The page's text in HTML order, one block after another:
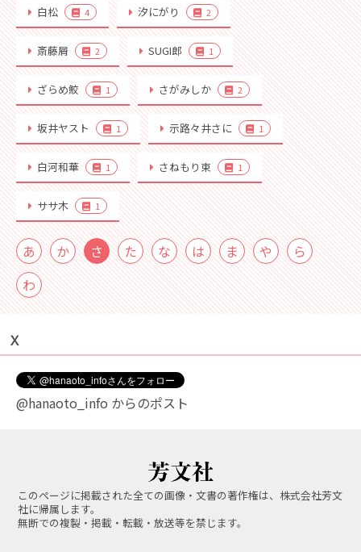
白松 4 汐にがり 2
斎藤屑 2 SUGI郎 1
ざらめ鮫 1 さがみしか 2
坂井ヤスト 1 示路々井さに 1
白河和華 1 さねもり束 1
ササ木 1
あ か さ た な は ま や
ら
わ
Ｘ
@hanaoto_info からのポスト
このページに掲載された全ての画像・文書の著作権は、株式会社芳文
社に帰属します。
無断での複製・掲載・転載・放送等を禁じます。